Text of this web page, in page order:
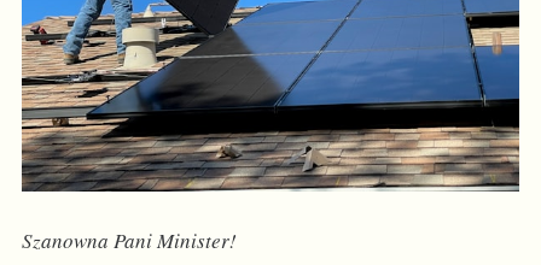
Szanowna Pani Minister!